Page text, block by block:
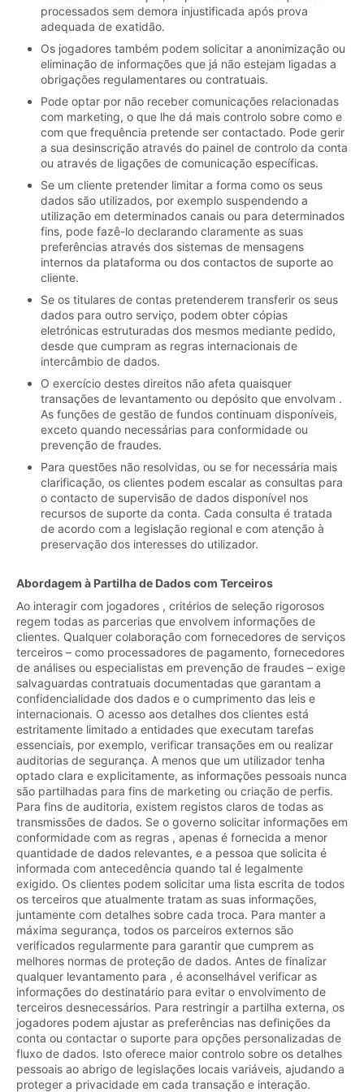
processados sem demora injustificada após prova
adequada de exatidão.
Os jogadores também podem solicitar a anonimização ou
eliminação de informações que já não estejam ligadas a
obrigações regulamentares ou contratuais.
Pode optar por não receber comunicações relacionadas
com marketing, o que lhe dá mais controlo sobre como e
com que frequência pretende ser contactado. Pode gerir
a sua desinscrição através do painel de controlo da conta
ou através de ligações de comunicação específicas.
Se um cliente pretender limitar a forma como os seus
dados são utilizados, por exemplo suspendendo a
utilização em determinados canais ou para determinados
fins, pode fazê-lo declarando claramente as suas
preferências através dos sistemas de mensagens
internos da plataforma ou dos contactos de suporte ao
cliente.
Se os titulares de contas pretenderem transferir os seus
dados para outro serviço, podem obter cópias
eletrónicas estruturadas dos mesmos mediante pedido,
desde que cumpram as regras internacionais de
intercâmbio de dados.
O exercício destes direitos não afeta quaisquer
transações de levantamento ou depósito que envolvam .
As funções de gestão de fundos continuam disponíveis,
exceto quando necessárias para conformidade ou
prevenção de fraudes.
Para questões não resolvidas, ou se for necessária mais
clarificação, os clientes podem escalar as consultas para
o contacto de supervisão de dados disponível nos
recursos de suporte da conta. Cada consulta é tratada
de acordo com a legislação regional e com atenção à
preservação dos interesses do utilizador.
Abordagem à Partilha de Dados com Terceiros
Ao interagir com jogadores , critérios de seleção rigorosos
regem todas as parcerias que envolvem informações de
clientes. Qualquer colaboração com fornecedores de serviços
terceiros – como processadores de pagamento, fornecedores
de análises ou especialistas em prevenção de fraudes – exige
salvaguardas contratuais documentadas que garantam a
confidencialidade dos dados e o cumprimento das leis e
internacionais. O acesso aos detalhes dos clientes está
estritamente limitado a entidades que executam tarefas
essenciais, por exemplo, verificar transações em ou realizar
auditorias de segurança. A menos que um utilizador tenha
optado clara e explicitamente, as informações pessoais nunca
são partilhadas para fins de marketing ou criação de perfis.
Para fins de auditoria, existem registos claros de todas as
transmissões de dados. Se o governo solicitar informações em
conformidade com as regras , apenas é fornecida a menor
quantidade de dados relevantes, e a pessoa que solicita é
informada com antecedência quando tal é legalmente
exigido. Os clientes podem solicitar uma lista escrita de todos
os terceiros que atualmente tratam as suas informações,
juntamente com detalhes sobre cada troca. Para manter a
máxima segurança, todos os parceiros externos são
verificados regularmente para garantir que cumprem as
melhores normas de proteção de dados. Antes de finalizar
qualquer levantamento para , é aconselhável verificar as
informações do destinatário para evitar o envolvimento de
terceiros desnecessários. Para restringir a partilha externa, os
jogadores podem ajustar as preferências nas definições da
conta ou contactar o suporte para opções personalizadas de
fluxo de dados. Isto oferece maior controlo sobre os detalhes
pessoais ao abrigo de legislações locais variáveis, ajudando a
proteger a privacidade em cada transação e interação.